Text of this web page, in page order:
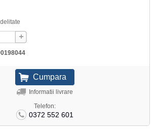
Informatii livrare
Telefon:
0372 552 601